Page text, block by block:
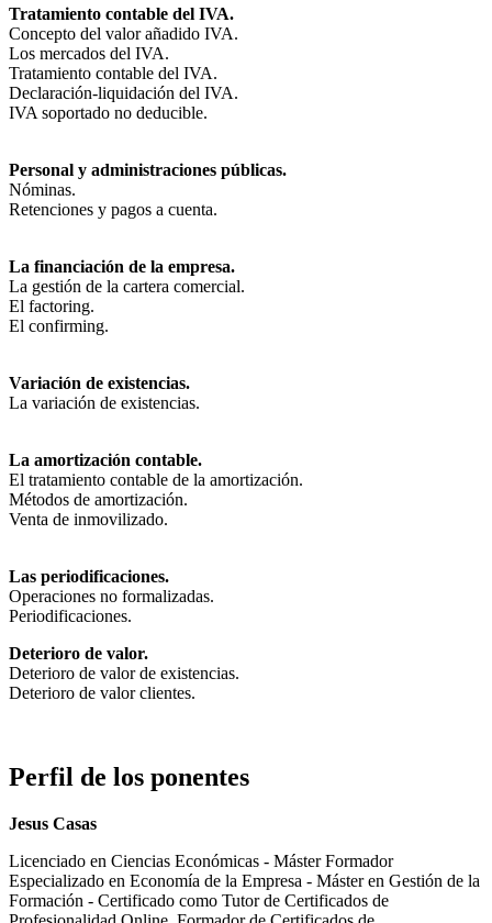
Tratamiento contable del IVA.
Concepto del valor añadido IVA.
Los mercados del IVA.
Tratamiento contable del IVA.
Declaración-liquidación del IVA.
IVA soportado no deducible.
Personal y administraciones públicas.
Nóminas.
Retenciones y pagos a cuenta.
La financiación de la empresa.
La gestión de la cartera comercial.
El factoring.
El confirming.
Variación de existencias.
La variación de existencias.
La amortización contable.
El tratamiento contable de la amortización.
Métodos de amortización.
Venta de inmovilizado.
Las periodificaciones.
Operaciones no formalizadas.
Periodificaciones.
Deterioro de valor.
Deterioro de valor de existencias.
Deterioro de valor clientes.
Perfil de los ponentes
Jesus Casas
Licenciado en Ciencias Económicas - Máster Formador
Especializado en Economía de la Empresa - Máster en Gestión de la
Formación - Certificado como Tutor de Certificados de